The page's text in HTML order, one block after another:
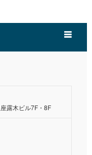
露木ビル7F・8F